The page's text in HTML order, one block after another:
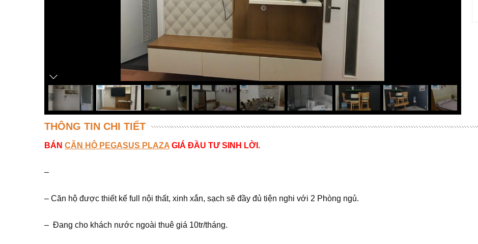
THÔNG TIN CHI TIẾT
BÁN CĂN HỘ PEGASUS PLAZA GIÁ ĐẦU TƯ SINH LỜI.
–
– Căn hộ được thiết kế full nội thất, xinh xắn, sạch sẽ đầy đủ tiện nghi với 2 Phòng ngủ.
– Đang cho khách nước ngoài thuê giá 10tr/tháng.